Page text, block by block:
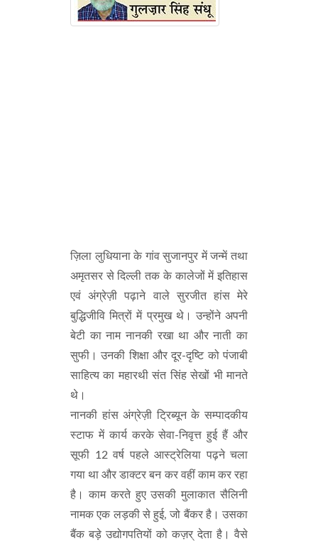
ज़िला लुधियाना के गांव सुजानपुर में जन्में तथा
अमृतसर से दिल्ली तक के कालेजों में इतिहास
एवं अंग्रेज़ी पढ़ाने वाले सुरजीत हांस मेरे
बुद्धिजीवि मित्रों में प्रमुख थे। उन्होंने अपनी
बेटी का नाम नानकी रखा था और नाती का
सुफी। उनकी शिक्षा और दूर-दृष्टि को पंजाबी
साहित्य का महारथी संत सिंह सेखों भी मानते
थे।
नानकी हांस अंग्रेज़ी ट्रिब्यून के सम्पादकीय
स्टाफ में कार्य करके सेवा-निवृत्त हुई हैं और
सूफी 12 वर्ष पहले आस्ट्रेलिया पढ़ने चला
गया था और डाक्टर बन कर वहीं काम कर रहा
है। काम करते हुए उसकी मुलाकात सैलिनी
नामक एक लड़की से हुई, जो बैंकर है। उसका
बैंक बड़े उद्योगपतियों को कज़र् देता है। वैसे